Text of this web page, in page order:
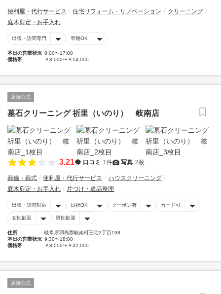
便利屋・代行サービス 住宅リフォーム・リノベーション
クリーニング
庭木剪定・お手入れ
出張・訪問専門 早朝OK
本日の営業状況 8:00〜17:00
価格帯
￥8,000〜￥14,000
店舗公式
墓石クリーニング 祈里（いのり） 岐南店
3.21 口コミ 1件 写真 2枚
葬儀・葬式 便利屋・代行サービス
ハウスクリーニング
庭木剪定・お手入れ
片づけ・遺品整理
出張・訪問対応 日祝OK クーポン有 カード可
女性歓迎 男性歓迎
住所
岐阜県羽島郡岐南町三宅2丁目198
本日の営業状況 9:30〜18:00
価格帯
￥8,000〜￥32,000
店舗公式